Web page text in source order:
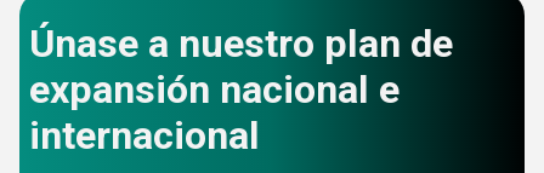
Únase a nuestro plan de
expansión nacional e
internacional